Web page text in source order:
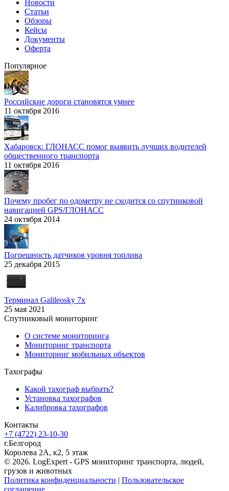
Новости
Статьи
Обзоры
Кейсы
Документы
Оферта
Популярное
Российские дороги становятся умнее
11 октября 2016
Хабаровск: ГЛОНАСС помог выявить лучших водителей
общественного транспорта
11 октября 2016
Почему пробег по одометру не сходится со спутниковой
навигацией GPS/ГЛОНАСС
24 октября 2014
Погрешность датчиков уровня топлива
25 декабря 2015
Терминал Galileosky 7x
25 мая 2021
Спутниковый мониторинг
О системе мониторинга
Мониторинг транспорта
Мониторинг мобильных объектов
Тахографы
Какой тахограф выбрать?
Установка тахографов
Калибровка тахографов
Контакты
+7 (4722) 23-10-30
г.Белгород
Королева 2А, к2, 5 этаж
© 2026. LogExpert - GPS мониторинг транспорта, людей,
грузов и животных
Политика конфиденциальности | Пользовательское